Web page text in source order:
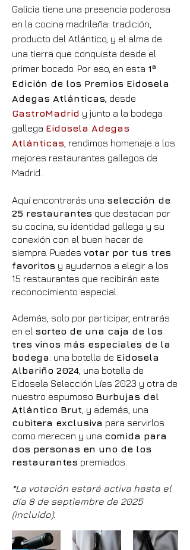
Galicia tiene una presencia poderosa
en la cocina madrileña: tradición,
producto del Atlántico, y el alma de
una tierra que conquista desde el
primer bocado. Por eso, en esta 1ª
Edición de los Premios Eidosela
Adegas Atlánticas, desde
GastroMadrid y junto a la bodega
gallega Eidosela Adegas
Atlánticas , rendimos homenaje a los
mejores restaurantes gallegos de
Madrid.
Aquí encontrarás una selección de
25 restaurantes que destacan por
su cocina, su identidad gallega y su
conexión con el buen hacer de
siempre. Puedes votar por tus tres
favoritos y ayudarnos a elegir a los
15 restaurantes que recibirán este
reconocimiento especial.
Además, solo por participar, entrarás
en el sorteo de una caja de los
tres vinos más especiales de la
bodega: una botella de Eidosela
Albariño 2024 , una botella de
Eidosela Selección Lías 2023 y otra de
nuestro espumoso Burbujas del
Atlántico Brut , y además, una
cubitera exclusiva para servirlos
como merecen y una comida para
dos personas en uno de los
restaurantes premiados.
*La votación estará activa hasta el
día 8 de septiembre de 2025
(incluido).